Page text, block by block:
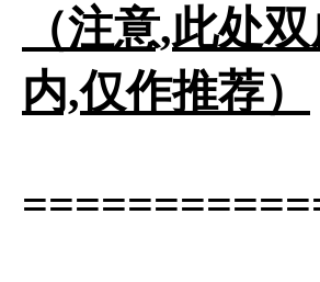
（注意,此处
内,仅作推荐）